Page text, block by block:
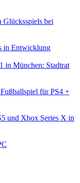
bei
in Entwicklung
in München: Stadtrat
für PS4 +
und Xbox Series X in